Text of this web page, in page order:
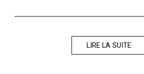
LIRE LA SUITE